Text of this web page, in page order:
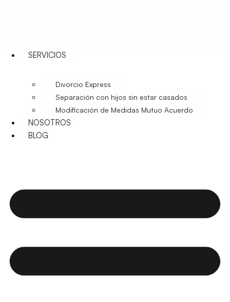
SERVICIOS
Divorcio Express
Separación con hijos sin estar casados
Modificación de Medidas Mutuo Acuerdo
NOSOTROS
BLOG